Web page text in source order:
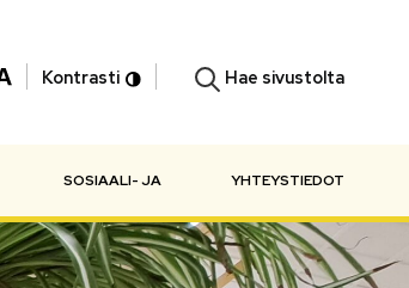
Kontrasti Hae sivustolta
SOSIAALI- JA
TERVEYSPALVELUT
YHTEYSTIEDOT